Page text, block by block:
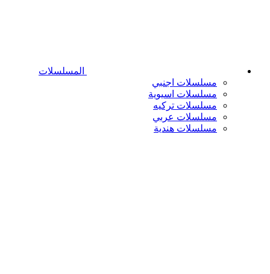
المسلسلات
مسلسلات اجنبي
مسلسلات اسيوية
مسلسلات تركيه
مسلسلات عربي
مسلسلات هندية